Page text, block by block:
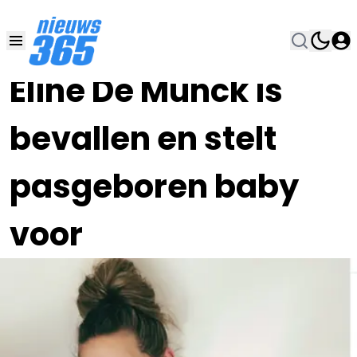
Eline De Munck is
bevallen en stelt
pasgeboren baby
voor
30 NOV 2025, 9:44